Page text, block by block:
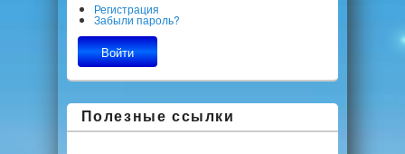
Регистрация
Забыли пароль?
Полезные ссылки